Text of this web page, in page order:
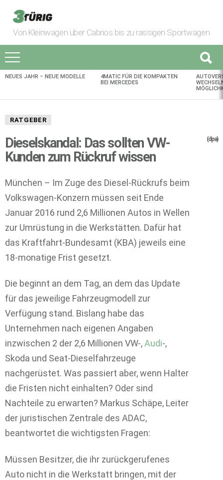
Von Kleinwagen über Cabrios bis zu rassigen Sportwagen
AKTUELLES
NEUES JAHR – NEUE MODELLE
4MATIC FÜR DIE KOMPAKTEN
BEI MERCEDES
RATGEBER
Dieselskandal: Das sollten VW-
Kunden zum Rückruf wissen
(dpa)
München – Im Zuge des Diesel-Rückrufs beim
Volkswagen-Konzern müssen seit Ende
Januar 2016 rund 2,6 Millionen Autos in Wellen
zur Umrüstung in die Werkstätten. Dafür hat
das Kraftfahrt-Bundesamt (KBA) jeweils eine
18-monatige Frist gesetzt.
Die beginnt an dem Tag, an dem das Update
für das jeweilige Fahrzeugmodell zur
Verfügung stand. Bislang habe das
Unternehmen nach eigenen Angaben
inzwischen 2 der 2,6 Millionen VW-, Audi-,
Skoda und Seat-Dieselfahrzeuge
nachgerüstet. Was passiert aber, wenn Halter
die Fristen nicht einhalten? Oder sind
Nachteile zu erwarten? Markus Schäpe, Leiter
der juristischen Zentrale des ADAC,
beantwortet die wichtigsten Fragen:
Müssen Besitzer, die ihr zurückgerufenes
Auto nicht in die Werkstatt bringen, mit der